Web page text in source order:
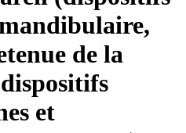
de la
et